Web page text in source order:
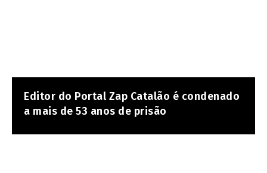
Editor do Portal Zap Catalão é condenado
a mais de 53 anos de prisão